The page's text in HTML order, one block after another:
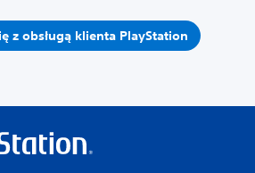
z obsługą klienta PlayStation